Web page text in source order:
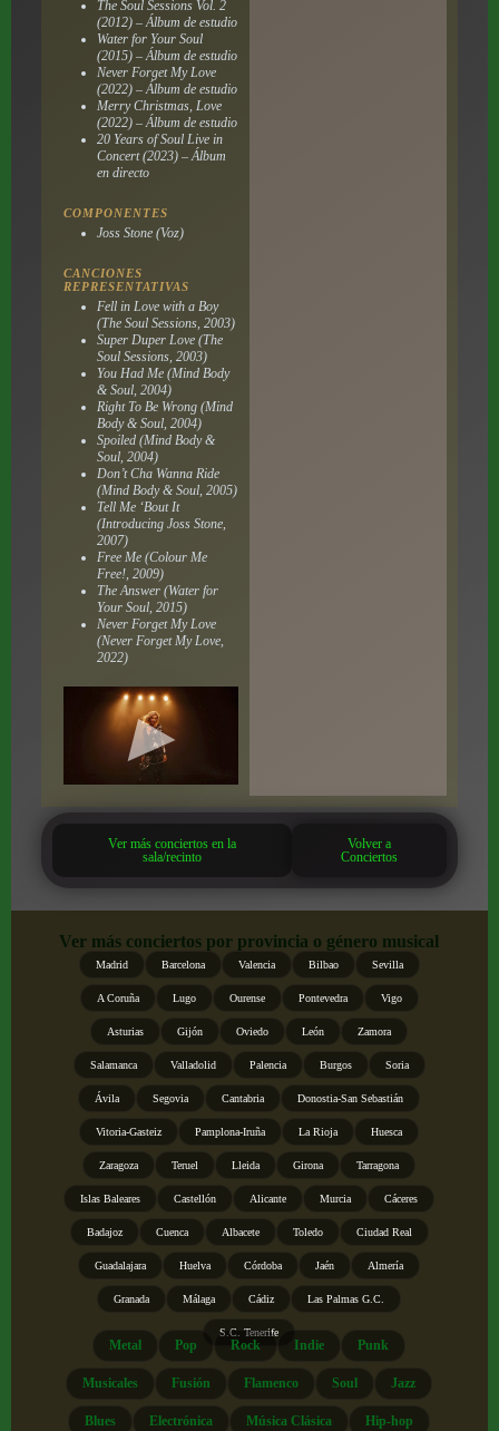
The Soul Sessions Vol. 2
(2012) – Álbum de estudio
Water for Your Soul
(2015) – Álbum de estudio
Never Forget My Love
(2022) – Álbum de estudio
Merry Christmas, Love
(2022) – Álbum de estudio
20 Years of Soul Live in
Concert (2023) – Álbum
en directo
COMPONENTES
Joss Stone (Voz)
CANCIONES
REPRESENTATIVAS
Fell in Love with a Boy
(The Soul Sessions, 2003)
Super Duper Love (The
Soul Sessions, 2003)
You Had Me (Mind Body
& Soul, 2004)
Right To Be Wrong (Mind
Body & Soul, 2004)
Spoiled (Mind Body &
Soul, 2004)
Don’t Cha Wanna Ride
(Mind Body & Soul, 2005)
Tell Me ‘Bout It
(Introducing Joss Stone,
2007)
Free Me (Colour Me
Free!, 2009)
The Answer (Water for
Your Soul, 2015)
Never Forget My Love
(Never Forget My Love,
2022)
Ver más conciertos en la
sala/recinto
Volver a
Conciertos
Ver más conciertos por provincia o género musical
Madrid Barcelona Valencia Bilbao Sevilla
A Coruña Lugo Ourense Pontevedra Vigo
Asturias Gijón Oviedo León Zamora
Salamanca Valladolid Palencia Burgos Soria
Ávila Segovia Cantabria Donostia-San Sebastián
Vitoria-Gasteiz Pamplona-Iruña La Rioja Huesca
Zaragoza Teruel Lleida Girona Tarragona
Islas Baleares Castellón Alicante Murcia Cáceres
Badajoz Cuenca Albacete Toledo Ciudad Real
Guadalajara Huelva Córdoba Jaén Almería
Granada Málaga Cádiz Las Palmas G.C.
S.C. Tenerife
Metal Pop Rock Indie Punk
Musicales Fusión Flamenco Soul Jazz
Blues Electrónica Música Clásica Hip-hop